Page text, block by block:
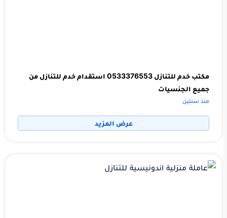
مكتب خدم للتنازل 0533376553 استقدام خدم للتنازل من
جميع الجنسيات
منذ سنتين
عرض المزيد